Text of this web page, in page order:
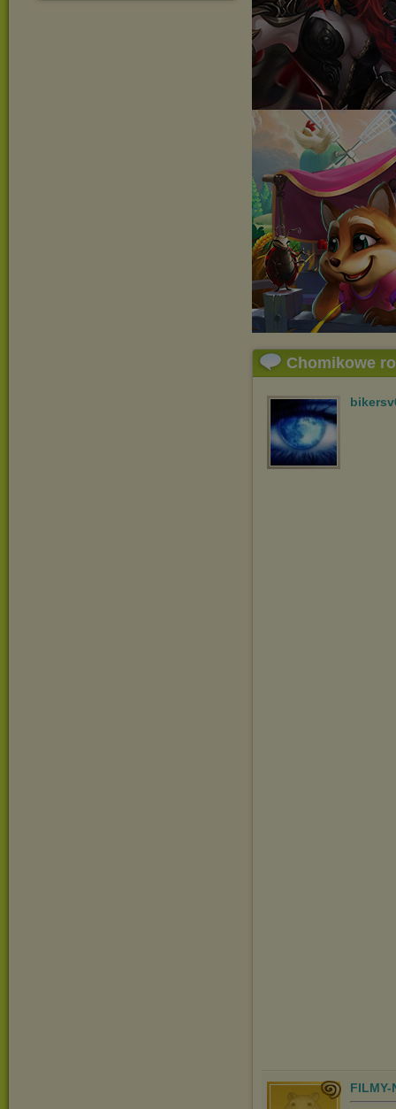
Chomikowe
FILMY-